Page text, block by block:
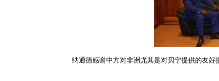
纳通德感谢中方对非洲尤其是对贝宁提供的友